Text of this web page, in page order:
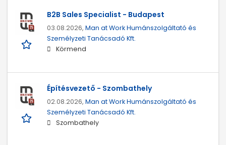
B2B Sales Specialist - Budapest
03.08.2026, Man at Work Humánszolgáltató és
Személyzeti Tanácsadó Kft.
Körmend
Építésvezető - Szombathely
02.08.2026, Man at Work Humánszolgáltató és
Személyzeti Tanácsadó Kft.
Szombathely